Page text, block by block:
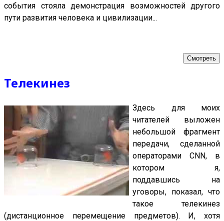
события стояла демонстрация возможностей другого
пути развития человека и цивилизации...
Смотреть
Телекинез
Здесь для моих
читателей выложен
небольшой фрагмент
передачи, сделанной
операторами CNN, в
котором я,
поддавшись на
уговоры, показал, что
такое телекинез
(дистанционное перемещение предметов). И, хотя